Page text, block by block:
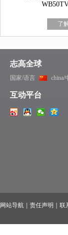
了
志高全球
国家/语言 china/
互动平台
网站导航 责任声明 联